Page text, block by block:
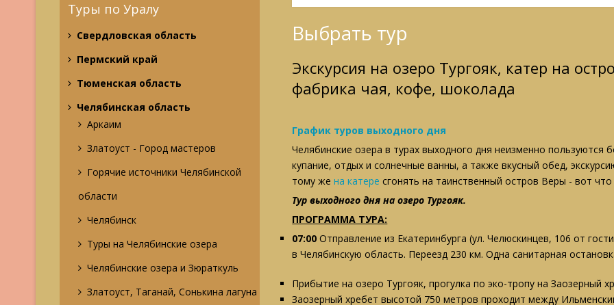
Туры по Уралу
Свердловская область
Пермский край
Тюменская область
Челябинская область
Аркаим
Златоуст - Город мастеров
Горячие источники Челябинской
области
Челябинск
Туры на Челябинские озера
Челябинские озера и Зюраткуль
Златоуст, Таганай, Сонькина лагуна
Выбрать тур
Экскурсия на озеро Тургояк, катер на
фабрика чая, кофе, шоколада
График туров выходного дня
Челябинские озера в турах выходного дня неизменно
купание, отдых и солнечные ванны, а также вкусный обед,
тому жена катере сгонять на таинственный остров Веры - вот
Тур выходного дня на озеро Тургояк.
ПРОГРАММА ТУРА:
07:00 Отправление из Екатеринбурга (ул. Челюскинцев, 106 от
в Челябинскую область. Переезд 230 км. Одна санитарная
Прибытие на озеро Тургояк, прогулка по эко-тропу на Заозерный
Заозерный хребет высотой 750 метров проходит между